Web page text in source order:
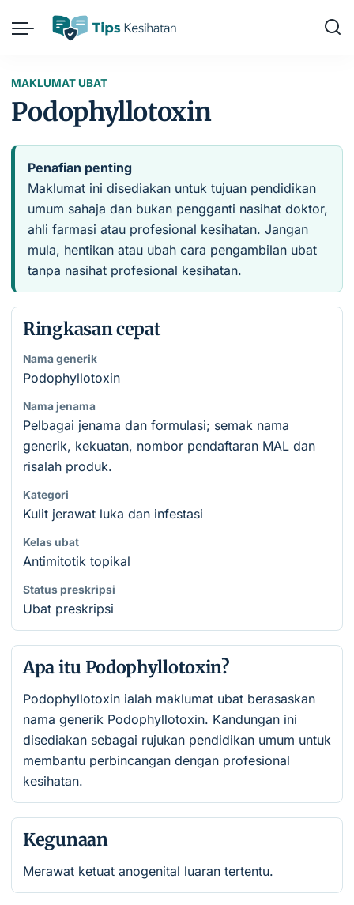
MAKLUMAT UBAT
Podophyllotoxin
Penafian penting
Maklumat ini disediakan untuk tujuan pendidikan
umum sahaja dan bukan pengganti nasihat doktor,
ahli farmasi atau profesional kesihatan. Jangan
mula, hentikan atau ubah cara pengambilan ubat
tanpa nasihat profesional kesihatan.
Ringkasan cepat
Nama generik
Podophyllotoxin
Nama jenama
Pelbagai jenama dan formulasi; semak nama
generik, kekuatan, nombor pendaftaran MAL dan
risalah produk.
Kategori
Kulit jerawat luka dan infestasi
Kelas ubat
Antimitotik topikal
Status preskripsi
Ubat preskripsi
Apa itu Podophyllotoxin?
Podophyllotoxin ialah maklumat ubat berasaskan
nama generik Podophyllotoxin. Kandungan ini
disediakan sebagai rujukan pendidikan umum untuk
membantu perbincangan dengan profesional
kesihatan.
Kegunaan
Merawat ketuat anogenital luaran tertentu.